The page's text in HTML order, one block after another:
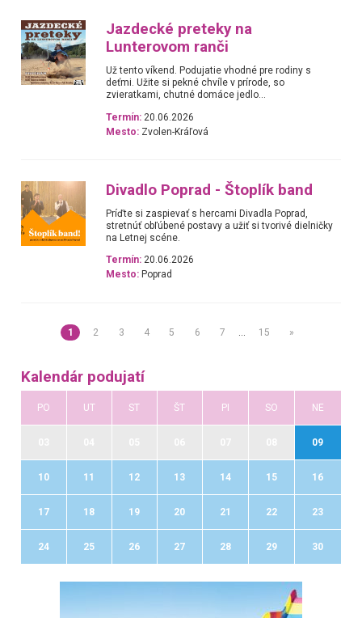
Jazdecké preteky na
Lunterovom ranči
Už tento víkend. Podujatie vhodné pre rodiny s
deťmi. Užite si pekné chvíle v prírode, so
zvieratkami, chutné domáce jedlo...
Termín: 20.06.2026
Mesto: Zvolen-Kráľová
Divadlo Poprad - Štoplík band
Príďte si zaspievať s hercami Divadla Poprad,
stretnúť obľúbené postavy a užiť si tvorivé dielničky
na Letnej scéne.
Termín: 20.06.2026
Mesto: Poprad
1 2 3 4 5 6 7 15 »
Kalendár podujatí
PO UT ST ŠT PI SO NE
09
10 11 12 13 14 15 16
17 18 19 20 21 22 23
24 25 26 27 28 29 30